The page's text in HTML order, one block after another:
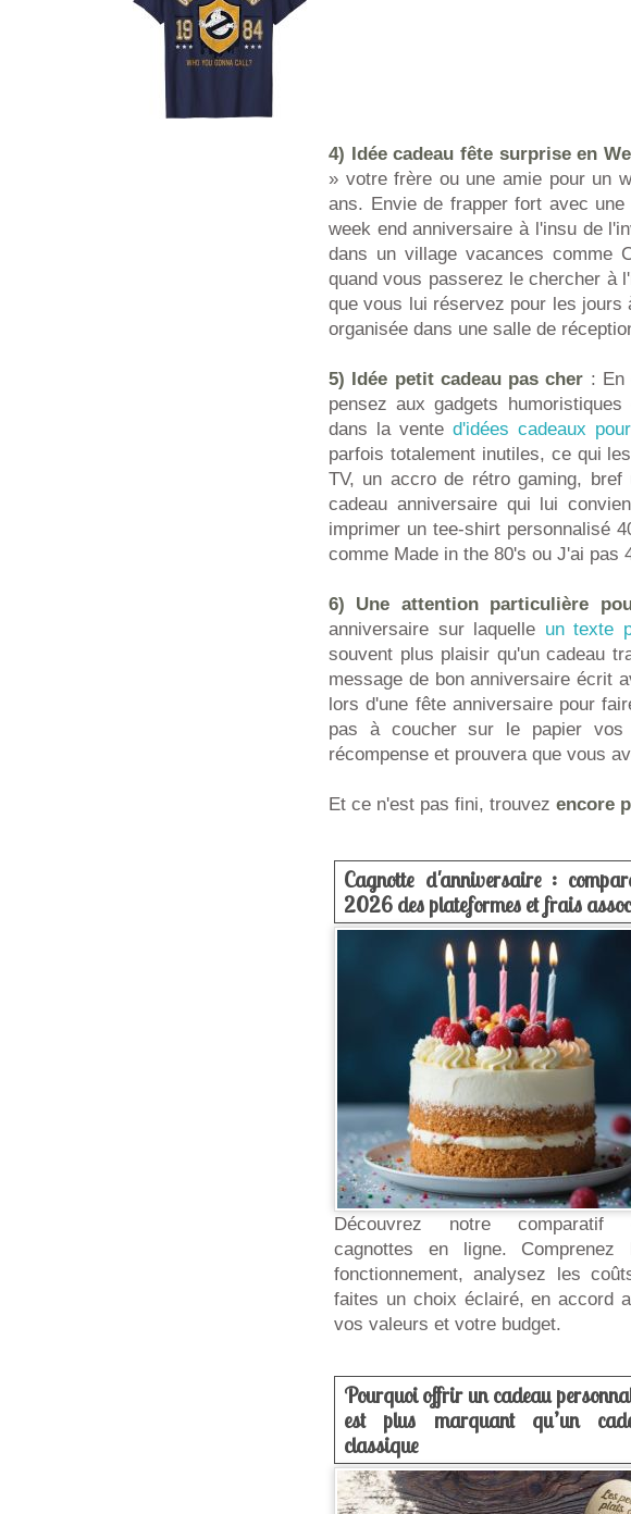
4) Idée cadeau fête surprise en
» votre frère ou une amie pour un
ans. Envie de frapper fort avec
week end anniversaire à l'insu de
dans un village vacances comme
quand vous passerez le chercher à
que vous lui réservez pour les
organisée dans une salle de
5) Idée petit cadeau pas cher : En
pensez aux gadgets
dans la vente d'idées cadeaux
parfois totalement inutiles, ce qui
TV, un accro de rétro gaming,
cadeau anniversaire qui lui
imprimer un tee-shirt personnalisé
comme Made in the 80's ou J'ai pas
6) Une attention particulière
anniversaire sur laquelle un texte
souvent plus plaisir qu'un cadeau
message de bon anniversaire écrit
lors d'une fête anniversaire pour
pas à coucher sur le papier vos
récompense et prouvera que vous
Et ce n'est pas fini, trouvez encore
Cagnotte d'anniversaire :
2026 des plateformes et frais
Découvrez notre comparatif
cagnottes en ligne. Comprenez
fonctionnement, analysez les
faites un choix éclairé, en accord
vos valeurs et votre budget.
Pourquoi offrir un cadeau
est plus marquant qu’un
classique